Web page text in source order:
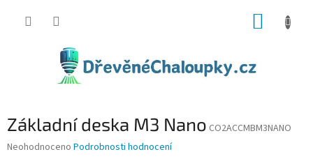
Základní deska M3 Nano CO2ACCMBM3NANO
Průměrné
Neohodnoceno Podrobnosti hodnocení